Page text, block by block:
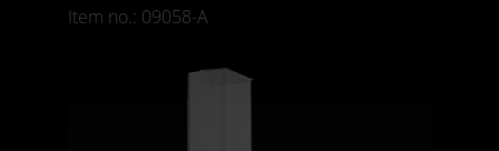
Item no.: 09058-A